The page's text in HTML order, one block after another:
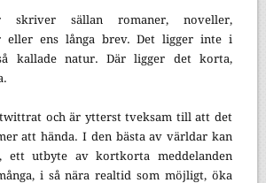
skriver sällan romaner, noveller,
eller ens långa brev. Det ligger inte i
kallade natur. Där ligger det korta,
och är ytterst tveksam till att det
att hända. I den bästa av världar kan
ett utbyte av kortkorta meddelanden
i så nära realtid som möjligt, öka